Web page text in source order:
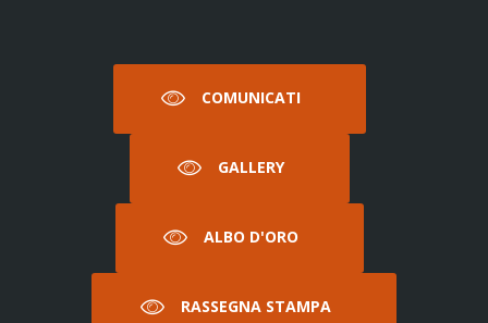
COMUNICATI
GALLERY
ALBO D'ORO
RASSEGNA STAMPA